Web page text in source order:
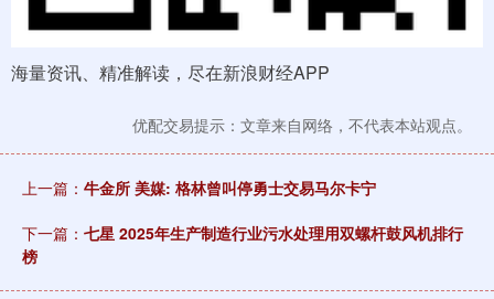
海量资讯、精准解读，尽在新浪财经APP
优配交易提示：文章来自网络，不代表本站观点。
上一篇： 牛金所 美媒: 格林曾叫停勇士交易马尔卡宁
下一篇： 七星 2025年生产制造行业污水处理用双螺杆鼓风机排行
榜